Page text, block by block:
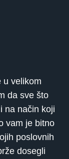
u velikom
da sve što
na način koji
vam je bitno
poslovnih
dosegli